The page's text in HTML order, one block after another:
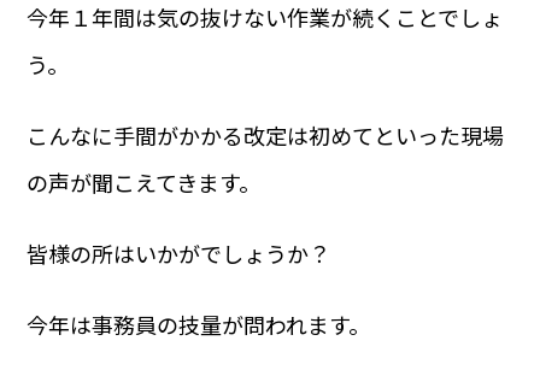
今年１年間は気の抜けない作業が続くことでしょ
う。
こんなに手間がかかる改定は初めてといった現場
の声が聞こえてきます。
皆様の所はいかがでしょうか？
今年は事務員の技量が問われます。